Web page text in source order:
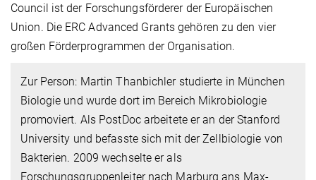
Council ist der Forschungsförderer der Europäischen
Union. Die ERC Advanced Grants gehören zu den vier
großen Förderprogrammen der Organisation.
Zur Person: Martin Thanbichler studierte in München
Biologie und wurde dort im Bereich Mikrobiologie
promoviert. Als PostDoc arbeitete er an der Stanford
University und befasste sich mit der Zellbiologie von
Bakterien. 2009 wechselte er als
Forschungsgruppenleiter nach Marburg ans Max-